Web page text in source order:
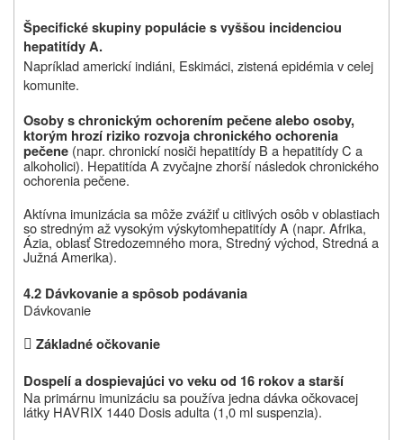
Špecifické skupiny populácie s vyššou incidenciou
hepatitídy A.
Napríklad americkí indiáni, Eskimáci, zistená epidémia v celej
komunite.
Osoby s chronickým ochorením pečene alebo osoby,
ktorým hrozí riziko rozvoja chronického ochorenia
pečene (napr. chronickí nosiči hepatitídy B a hepatitídy C a
alkoholici). Hepatitída A zvyčajne zhorší následok chronického
ochorenia pečene.
Aktívna imunizácia sa môže zvážiť u citlivých osôb v oblastiach
sostredným až vysokým výskytomhepatitídy A (napr. Afrika,
Ázia, oblasť Stredozemného mora, Stredný východ, Stredná a
Južná Amerika).
4.2 Dávkovanie a spôsob podávania
Dávkovanie
 Základné očkovanie
Dospelí a dospievajúci vo veku od 16 rokov a starší
Na primárnu imunizáciu sa používa jedna dávkaočkovacej
látky HAVRIX 1440 Dosis adulta (1,0 ml suspenzia).